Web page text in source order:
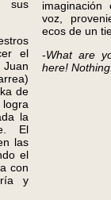
sus
el
Juan
de
la
El
las
el
con
y
voz,
ecos de un
-What are
here!